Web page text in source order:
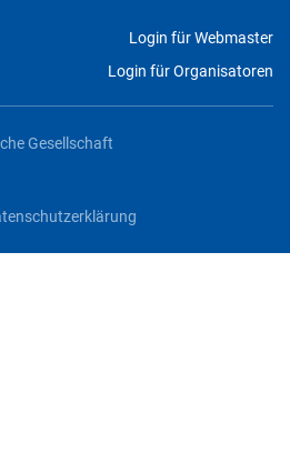
Login für Webmaster
Login für Organisatoren
Gesellschaft